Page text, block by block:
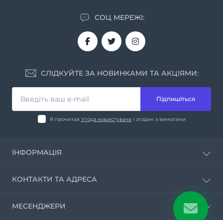
СОЦ МЕРЕЖІ:
СЛІДКУЙТЕ ЗА НОВИНКАМИ ТА АКЦІЯМИ:
Підпишіться
Я прочитав Угода користувача і згоден з вимогами
ІНФОРМАЦІЯ
Політика конфіденційності
Доставка та оплата
КОНТАКТИ ТА АДРЕСА
МЕСЕНДЖЕРИ